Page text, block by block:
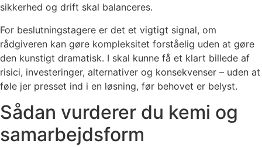
sikkerhed og drift skal balanceres.
For beslutningstagere er det et vigtigt signal, om
rådgiveren kan gøre kompleksitet forståelig uden at gøre
den kunstigt dramatisk. I skal kunne få et klart billede af
risici, investeringer, alternativer og konsekvenser – uden at
føle jer presset ind i en løsning, før behovet er belyst.
Sådan vurderer du kemi og
samarbejdsform